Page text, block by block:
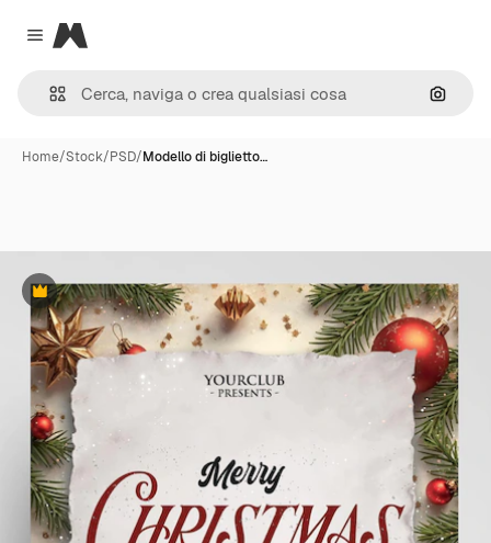
Close menu
Magnific
Cerca
Home/Stock/PSD/Modello di biglietto…
Premium